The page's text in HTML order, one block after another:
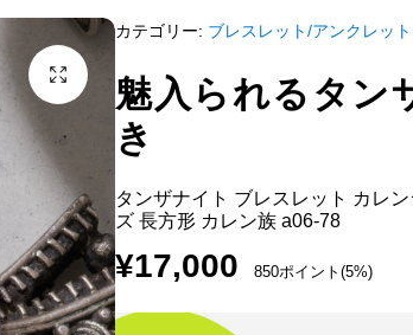
カテゴリー: ブレスレット/アンクレット
魅入られるタン
き
タンザナイト ブレスレット カレ
ズ 長方形 カレン族 a06-78
¥17,000 850ポイント(5%)